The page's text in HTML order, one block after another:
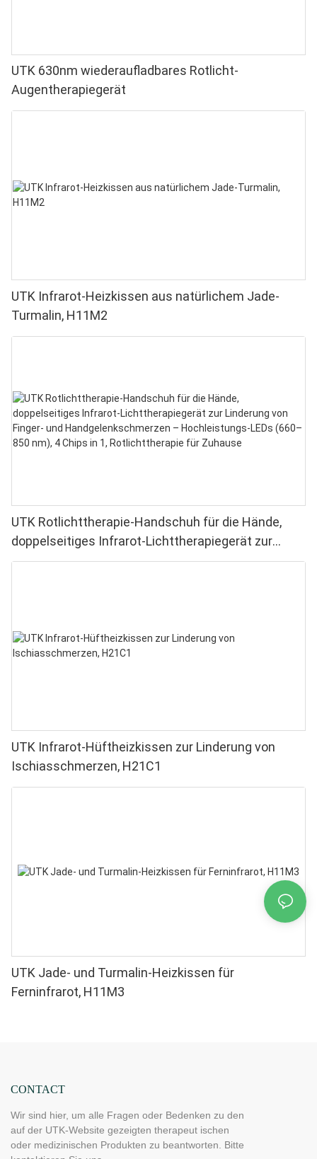
UTK 630nm wiederaufladbares Rotlicht-
Augentherapiegerät
UTK Infrarot-Heizkissen aus natürlichem Jade-
Turmalin, H11M2
UTK Rotlichttherapie-Handschuh für die Hände,
doppelseitiges Infrarot-Lichttherapiegerät zur
Linderung von Finger- und Handgelenkschmerzen –
UTK Infrarot-Hüftheizkissen zur Linderung von
Ischiasschmerzen, H21C1
UTK Jade- und Turmalin-Heizkissen für
Ferninfrarot, H11M3
CONTACT
Wir sind hier, um alle Fragen oder Bedenken zu den
auf der UTK-Website gezeigten therapeut ischen
oder medizinischen Produkten zu beantworten. Bitte